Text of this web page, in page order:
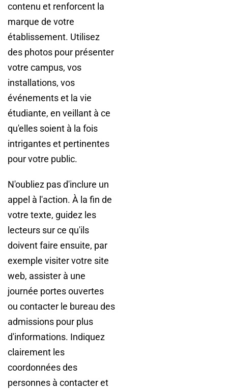
contenu et renforcent la
marque de votre
établissement. Utilisez
des photos pour présenter
votre campus, vos
installations, vos
événements et la vie
étudiante, en veillant à ce
qu'elles soient à la fois
intrigantes et pertinentes
pour votre public.
N'oubliez pas d'inclure un
appel à l'action. À la fin de
votre texte, guidez les
lecteurs sur ce qu'ils
doivent faire ensuite, par
exemple visiter votre site
web, assister à une
journée portes ouvertes
ou contacter le bureau des
admissions pour plus
d'informations. Indiquez
clairement les
coordonnées des
personnes à contacter et